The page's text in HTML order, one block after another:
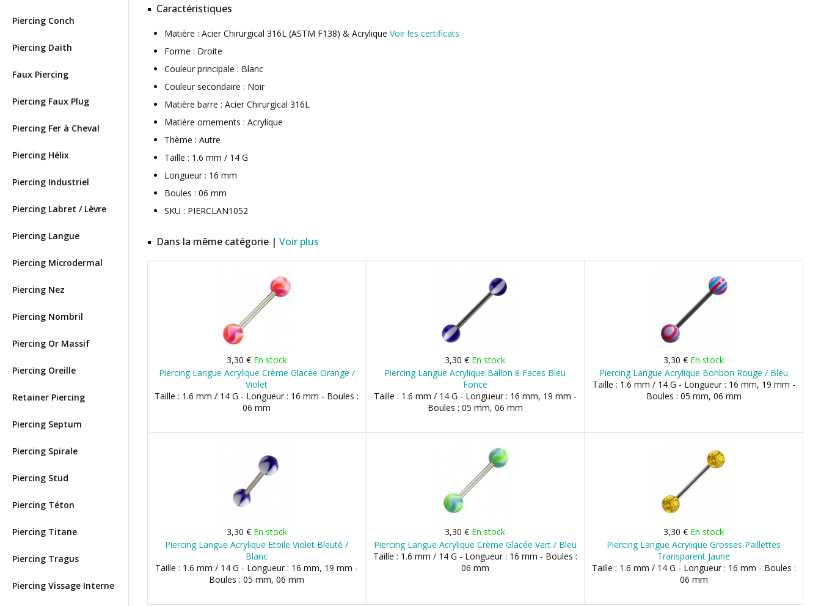
Piercing Conch
Piercing Daith
Faux Piercing
Piercing Faux Plug
Piercing Fer à Cheval
Piercing Hélix
Piercing Industriel
Piercing Labret / Lèvre
Piercing Langue
Piercing Microdermal
Piercing Nez
Piercing Nombril
Piercing Or Massif
Piercing Oreille
Retainer Piercing
Piercing Septum
Piercing Spirale
Piercing Stud
Piercing Téton
Piercing Titane
Piercing Tragus
Piercing Vissage Interne
Caractéristiques
Matière : Acier Chirurgical 316L (ASTM F138) & Acrylique Voir les certificats
Forme : Droite
Couleur principale : Blanc
Couleur secondaire : Noir
Matière barre : Acier Chirurgical 316L
Matière ornements : Acrylique
Thème : Autre
Taille : 1.6 mm / 14 G
Longueur : 16 mm
Boules : 06 mm
SKU : PIERCLAN1052
Dans la même catégorie | Voir plus
3,30 € En stock
Piercing Langue Acrylique Crème Glacée Orange /
Violet
Taille : 1.6 mm / 14 G - Longueur : 16 mm - Boules :
06 mm
3,30 € En stock
Piercing Langue Acrylique Ballon 8 Faces Bleu
Foncé
Taille : 1.6 mm / 14 G - Longueur : 16 mm, 19 mm -
Boules : 05 mm, 06 mm
3,30 € En stock
Piercing Langue Acrylique Bonbon Rouge / Bleu
Taille : 1.6 mm / 14 G - Longueur : 16 mm, 19 mm -
Boules : 05 mm, 06 mm
3,30 € En stock
Piercing Langue Acrylique Etoile Violet Bleuté /
Blanc
Taille : 1.6 mm / 14 G - Longueur : 16 mm, 19 mm -
Boules : 05 mm, 06 mm
3,30 € En stock
Piercing Langue Acrylique Crème Glacée Vert / Bleu
Taille : 1.6 mm / 14 G - Longueur : 16 mm - Boules :
06 mm
3,30 € En stock
Piercing Langue Acrylique Grosses Paillettes
Transparent Jaune
Taille : 1.6 mm / 14 G - Longueur : 16 mm - Boules :
06 mm